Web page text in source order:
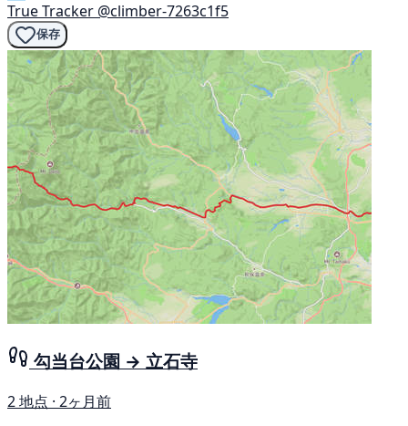
True Tracker @climber-7263c1f5
保存
勾当台公園 → 立石寺
2 地点 · 2ヶ月前